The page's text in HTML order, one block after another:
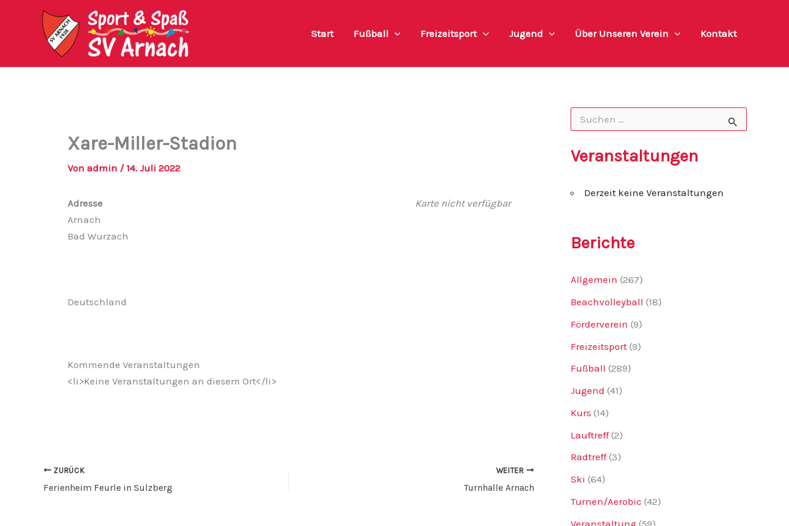
Start Fußball Freizeitsport Jugend Über Unseren Verein Kontakt
Xare-Miller-Stadion
Von admin / 14. Juli 2022
Karte nicht verfügbar
Adresse
Arnach
Bad Wurzach
Deutschland
Kommende Veranstaltungen
<li>Keine Veranstaltungen an diesem Ort</li>
ZURÜCK
Ferienheim Feurle in Sulzberg
WEITER
Turnhalle Arnach
h
e
a
Veranstaltungen
Derzeit keine Veranstaltungen
Berichte
Allgemein (267)
Beachvolleyball (18)
Förderverein (9)
Freizeitsport (9)
Fußball (289)
Jugend (41)
Kurs (14)
Lauftreff(2)
Radtreff(3)
Ski (64)
Turnen/Aerobic (42)
Veranstaltung (59)